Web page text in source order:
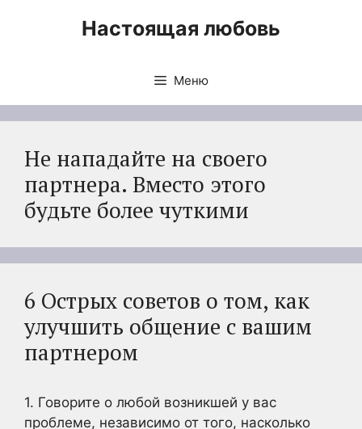
Настоящая любовь
Меню
Не нападайте на своего
партнера. Вместо этого
будьте более чуткими
6 Острых советов о том, как
улучшить общение с вашим
партнером
1. Говорите о любой возникшей у вас
проблеме, независимо от того, насколько